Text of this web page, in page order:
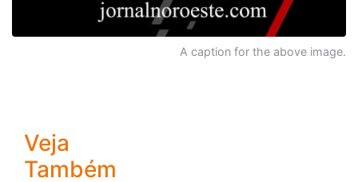
A caption for the above image.
Veja
Também